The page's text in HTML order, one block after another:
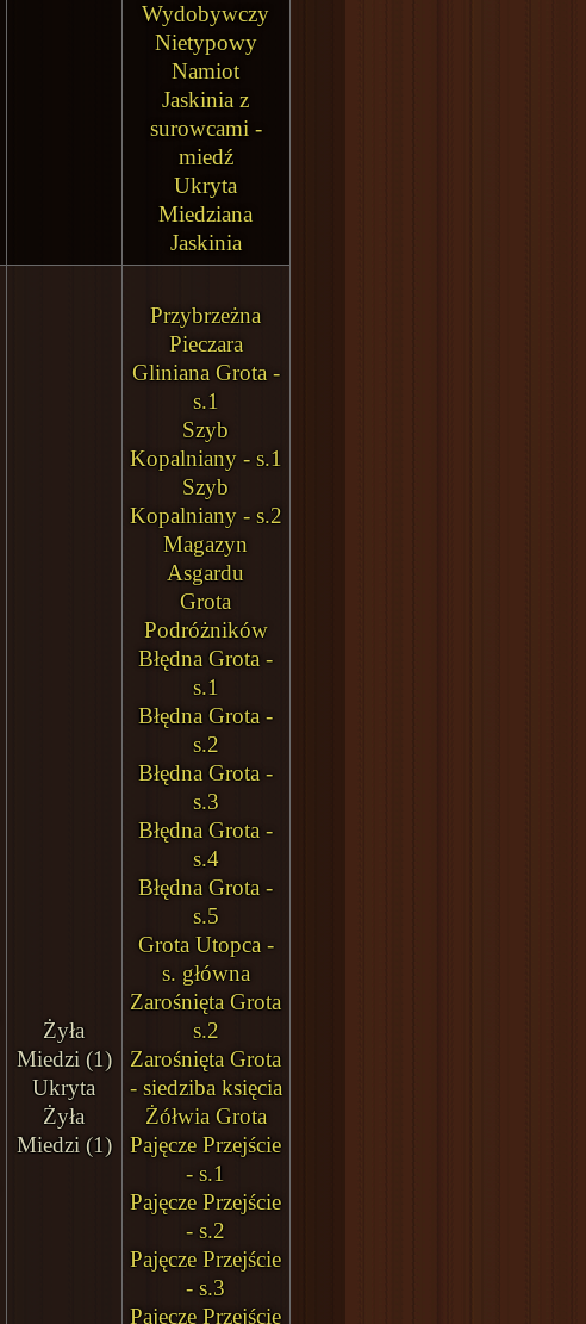
Wydobywczy
Nietypowy
Namiot
Jaskinia z
surowcami -
miedź
Ukryta
Miedziana
Jaskinia
Żyła
Miedzi (1)
Ukryta
Żyła
Miedzi (1)
Przybrzeżna
Pieczara
Gliniana Grota -
s.1
Szyb
Kopalniany - s.1
Szyb
Kopalniany - s.2
Magazyn
Asgardu
Grota
Podróżników
Błędna Grota -
s.1
Błędna Grota -
s.2
Błędna Grota -
s.3
Błędna Grota -
s.4
Błędna Grota -
s.5
Grota Utopca -
s. główna
Zarośnięta Grota
s.2
Zarośnięta Grota
- siedziba księcia
Żółwia Grota
Pajęcze Przejście
- s.1
Pajęcze Przejście
- s.2
Pajęcze Przejście
- s.3
Pajęcze Przejście